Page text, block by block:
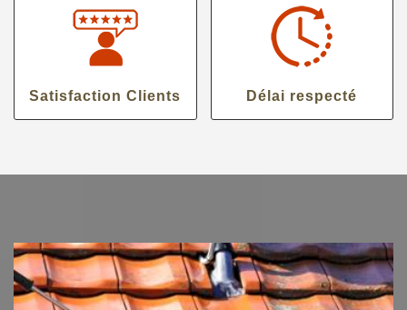
Satisfaction Clients Délai respecté